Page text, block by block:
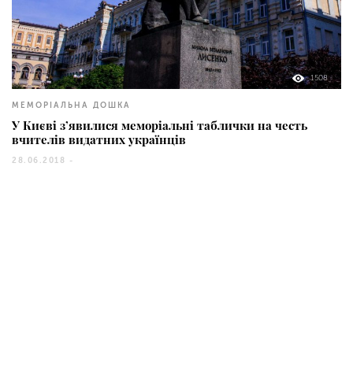
1508
МЕМОРІАЛЬНА ДОШКА
У Києві з’явилися меморіальні таблички на честь
вчителів видатних українців
28.06.2018 -